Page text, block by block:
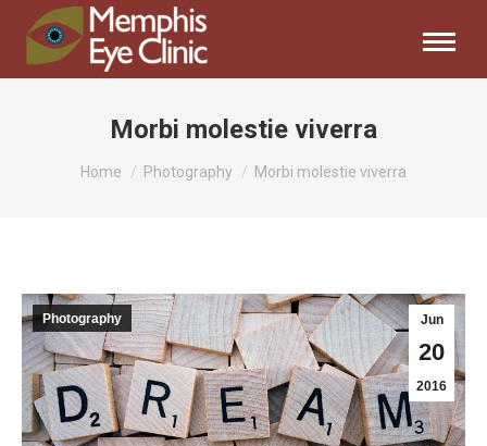
Morbi molestie viverra
You are here:
Home Photography Morbi molestie viverra
Jun
20
2016
Photography